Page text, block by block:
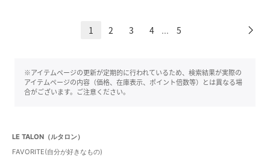
1 2 3 4 ... 5
※アイテムページの更新が定期的に行われているため、検索結果が実際の
アイテムページの内容（価格、在庫表示、ポイント倍数等）とは異なる場
合がございます。ご注意ください。
LE TALON（ルタロン）
FAVORITE(自分が好きなもの)